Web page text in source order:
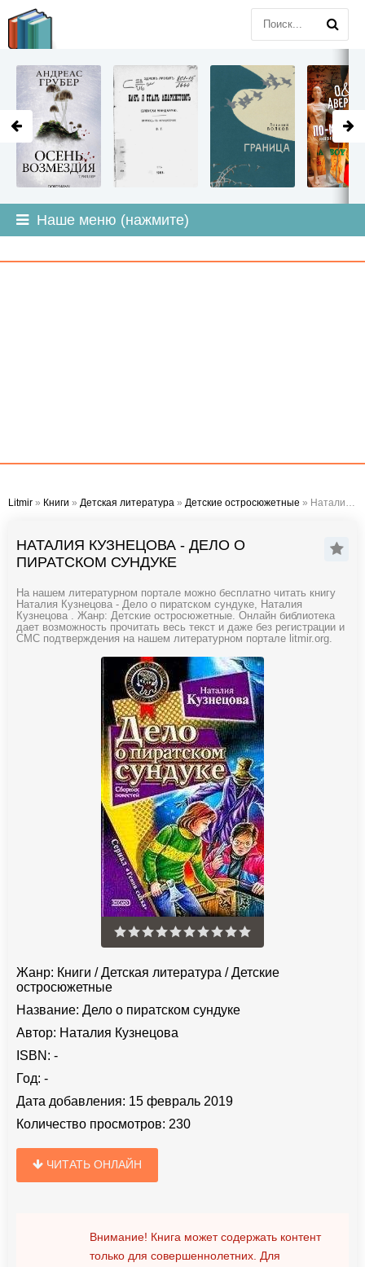
Наше меню (нажмите)
Litmir » Книги » Детская литература » Детские остросюжетные » Наталия Кузнецова - Дело о пиратском сундуке
НАТАЛИЯ КУЗНЕЦОВА - ДЕЛО О
ПИРАТСКОМ СУНДУКЕ
На нашем литературном портале можно бесплатно читать книгу
Наталия Кузнецова - Дело о пиратском сундуке, Наталия
Кузнецова . Жанр: Детские остросюжетные. Онлайн библиотека
дает возможность прочитать весь текст и даже без регистрации и
СМС подтверждения на нашем литературном портале litmir.org.
Жанр: Книги /Детская литература /Детские
остросюжетные
Название: Дело о пиратском сундуке
Автор: Наталия Кузнецова
ISBN: -
Год: -
Дата добавления: 15 февраль 2019
Количество просмотров: 230
ЧИТАТЬ ОНЛАЙН
Внимание! Книга может содержать контент
только для совершеннолетних. Для
LITMIR.ORG